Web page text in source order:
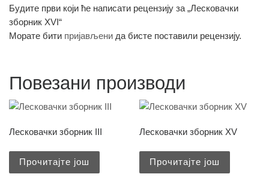
Будите први који ће написати рецензију за „Лесковачки
зборник XVI“
Морате бити пријављени да бисте поставили рецензију.
Повезани производи
Лесковачки зборник III
Прочитајте још
Лесковачки зборник XV
Прочитајте још